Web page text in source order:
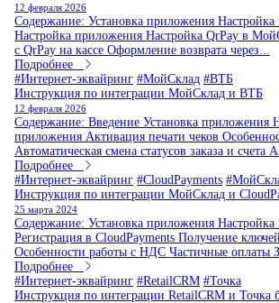
12 февраля 2026
Содержание: Установка приложения
Настройка приложения Настройка QrPay в
с QrPay на кассе Оформление возврата через...
Подробнее
#Интернет-эквайринг #МойСклад #ВТБ
Инструкция по интеграции МойСклад и ВТБ
12 февраля 2026
Содержание: Введение Установка приложения
приложения Активация печати чеков
Автоматическая смена статусов заказа и счета
Подробнее
#Интернет-эквайринг #CloudPayments
Инструкция по интеграции МойСклад и
25 марта 2024
Содержание: Установка приложения
Регистрация в CloudPayments Получение
Особенности работы с НДС Частичные оплаты
Подробнее
#Интернет-эквайринг #RetailCRM #Точка
Инструкция по интеграции RetailCRM и Точка